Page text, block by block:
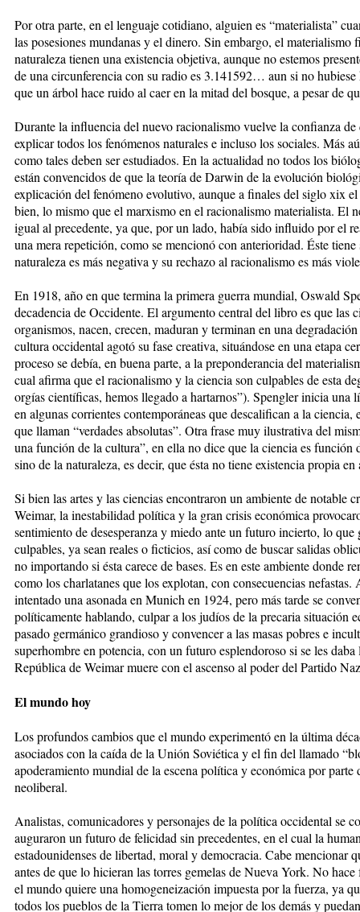
Por otra parte, en el lenguaje cotidiano, alguien es “materialista”
las posesiones mundanas y el dinero. Sin embargo, el
naturaleza tienen una existencia objetiva, aunque no estemos
de una circunferencia con su radio es 3.141592… aun si no
que un árbol hace ruido al caer en la mitad del bosque, a pesar de
Durante la influencia del nuevo racionalismo vuelve la confianza
explicar todos los fenómenos naturales e incluso los sociales. Más
como tales deben ser estudiados. En la actualidad no todos los
están convencidos de que la teoría de Darwin de la evolución
explicación del fenómeno evolutivo, aunque a finales del siglo xix
bien, lo mismo que el marxismo en el racionalismo materialista. El
igual al precedente, ya que, por un lado, había sido influido por el
una mera repetición, como se mencionó con anterioridad. Éste tiene
naturaleza es más negativa y su rechazo al racionalismo es más
En 1918, año en que termina la primera guerra mundial, Oswald
decadencia de Occidente. El argumento central del libro es que las
organismos, nacen, crecen, maduran y terminan en una
cultura occidental agotó su fase creativa, situándose en una etapa
proceso se debía, en buena parte, a la preponderancia del
cual afirma que el racionalismo y la ciencia son culpables de esta
orgías científicas, hemos llegado a hartarnos”). Spengler inicia una
en algunas corrientes contemporáneas que descalifican a la
que llaman “verdades absolutas”. Otra frase muy ilustrativa del
una función de la cultura”, en ella no dice que la ciencia es función
sino de la naturaleza, es decir, que ésta no tiene existencia propia
Si bien las artes y las ciencias encontraron un ambiente de notable
Weimar, la inestabilidad política y la gran crisis económica
sentimiento de desesperanza y miedo ante un futuro incierto, lo que
culpables, ya sean reales o ficticios, así como de buscar salidas
no importando si ésta carece de bases. Es en este ambiente donde
como los charlatanes que los explotan, con consecuencias
intentado una asonada en Munich en 1924, pero más tarde se
políticamente hablando, culpar a los judíos de la precaria situación
pasado germánico grandioso y convencer a las masas pobres e
superhombre en potencia, con un futuro esplendoroso si se les
República de Weimar muere con el ascenso al poder del Partido
El mundo hoy
Los profundos cambios que el mundo experimentó en la última
asociados con la caída de la Unión Soviética y el fin del llamado
apoderamiento mundial de la escena política y económica por
neoliberal.
Analistas, comunicadores y personajes de la política occidental se
auguraron un futuro de felicidad sin precedentes, en el cual la
estadounidenses de libertad, moral y democracia. Cabe mencionar
antes de que lo hicieran las torres gemelas de Nueva York. No
el mundo quiere una homogeneización impuesta por la fuerza, ya
todos los pueblos de la Tierra tomen lo mejor de los demás y